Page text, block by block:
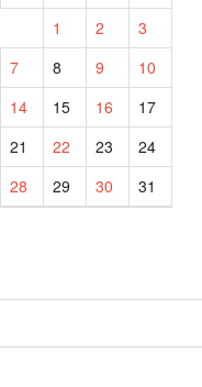
1
2
3
7 8 9
10
14 15 16
17
21 22 23
24
28 29 30 31